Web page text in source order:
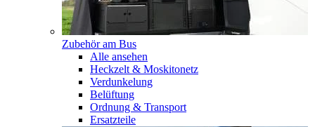
Zubehör am Bus
Alle ansehen
Heckzelt & Moskitonetz
Verdunkelung
Belüftung
Ordnung & Transport
Ersatzteile